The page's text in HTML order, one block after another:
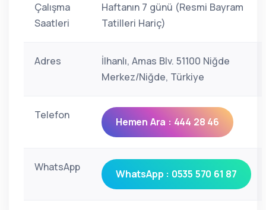
Çalışma
Saatleri
Haftanın 7 günü (Resmi Bayram
Tatilleri Hariç)
Adres
İlhanlı, Amas Blv. 51100 Niğde
Merkez/Niğde, Türkiye
Telefon
Hemen Ara : 444 28 46
WhatsApp
WhatsApp : 0535 570 61 87